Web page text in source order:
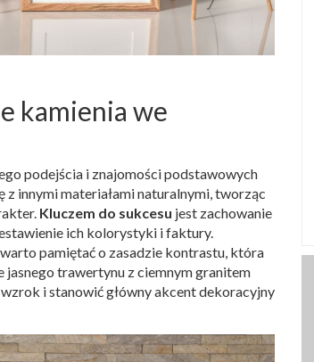
kamienia we
podejścia i znajomości podstawowych
z innymi materiałami naturalnymi, tworząc
Kluczem do sukcesu jest zachowanie
ich kolorystyki i faktury.
pamiętać o zasadzie kontrastu, która
jasnego trawertynu z ciemnym granitem
i stanowić główny akcent dekoracyjny